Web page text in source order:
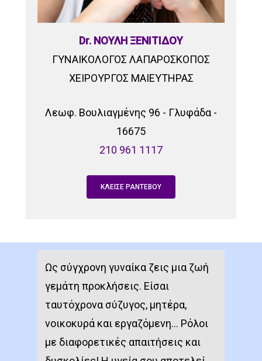
Dr. ΝΟΥΛΗ ΞΕΝΙΤΙΔΟΥ
ΓΥΝΑΙΚΟΛΟΓΟΣ ΛΑΠΑΡΟΣΚΟΠΟΣ
ΧΕΙΡΟΥΡΓΟΣ ΜΑΙΕΥΤΗΡΑΣ
Λεωφ. Βουλιαγμένης 96 - Γλυφάδα -
16675
210 961 1117
ΚΛΕΙΣΕ ΡΑΝΤΕΒΟΥ
Ως σύγχρονη γυναίκα ζεις μια ζωή
γεμάτη προκλήσεις. Είσαι
ταυτόχρονα σύζυγος, μητέρα,
νοικοκυρά και εργαζόμενη… Ρόλοι
με διαφορετικές απαιτήσεις και